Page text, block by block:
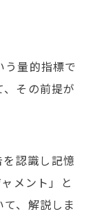
量的指標で
その前提が
認識し記憶
メント」と
、解説しま